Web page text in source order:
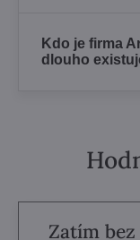
Kdo je firma
dlouho
Zatím